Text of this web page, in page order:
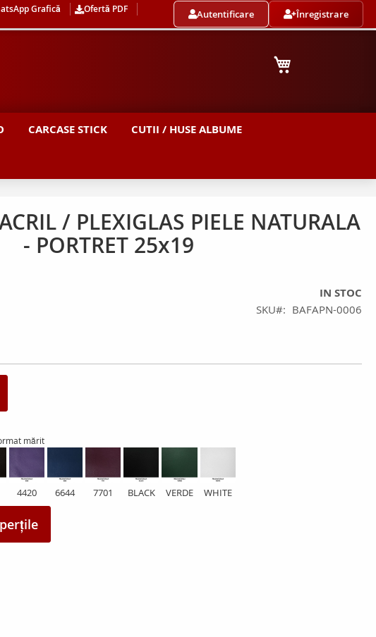
Grafică
Ofertă PDF
Autentificare Înregistrare
CARCASE STICK CUTII / HUSE ALBUME
/ PLEXIGLAS PIELE NATURALA
- PORTRET 25x19
IN STOC
SKU BAFAPN-0006
mărit
4420 6644 7701 BLACK VERDE WHITE